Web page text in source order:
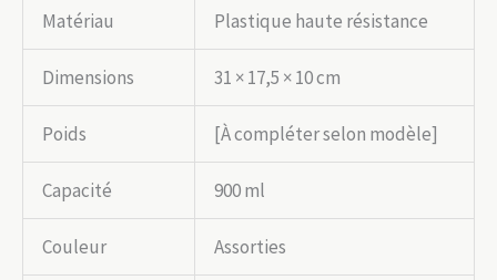
Matériau Plastique haute résistance
Dimensions 31 × 17,5 × 10 cm
Poids [À compléter selon modèle]
Capacité 900 ml
Couleur Assorties